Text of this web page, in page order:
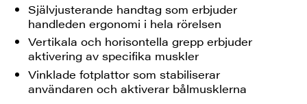
Självjusterande handtag som erbjuder
handleden ergonomi i hela rörelsen
Vertikala och horisontella grepp erbjuder
aktivering av specifika muskler
Vinklade fotplattor som stabiliserar
användaren och aktiverar bålmusklerna